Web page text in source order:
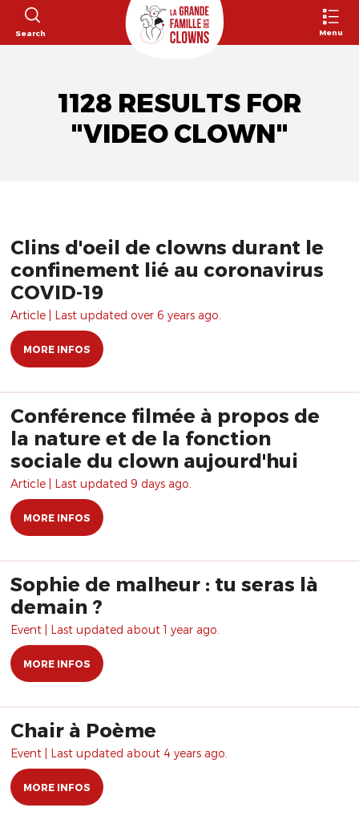
Search Menu
1128 RESULTS FOR
"VIDEO CLOWN"
Clins d'oeil de clowns durant le
confinement lié au coronavirus
COVID-19
Article | Last updated over 6 years ago.
MORE INFOS
Conférence filmée à propos de
la nature et de la fonction
sociale du clown aujourd'hui
Article | Last updated 9 days ago.
MORE INFOS
Sophie de malheur : tu seras là
demain ?
Event | Last updated about 1 year ago.
MORE INFOS
Chair à Poème
Event | Last updated about 4 years ago.
MORE INFOS